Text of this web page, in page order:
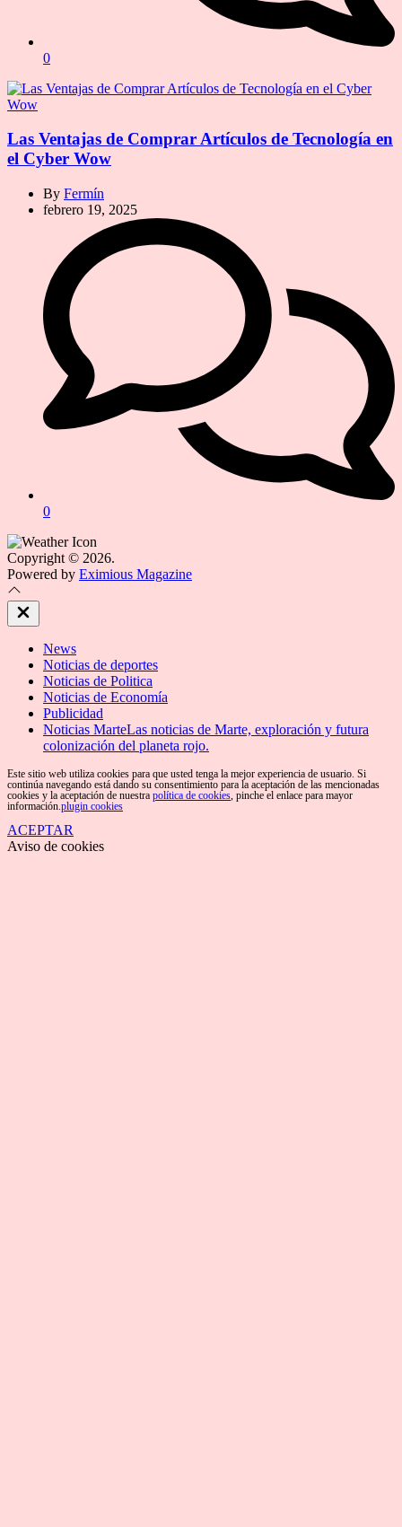
0
Las Ventajas de Comprar Artículos de Tecnología en
el Cyber Wow
By Fermín
febrero 19, 2025
0
Copyright © 2026.
Powered by Eximious Magazine
Close
Off
News
Noticias de deportes
Noticias de Politica
Noticias de Economía
Publicidad
Noticias MarteLas noticias de Marte, exploración y futura
colonización del planeta rojo.
Este sitio web utiliza cookies para que usted tenga la mejor experiencia de usuario. Si
continúa navegando está dando su consentimiento para la aceptación de las mencionadas
cookies y la aceptación de nuestra política de cookies , pinche el enlace para mayor
información. plugin cookies
ACEPTAR
Aviso de cookies